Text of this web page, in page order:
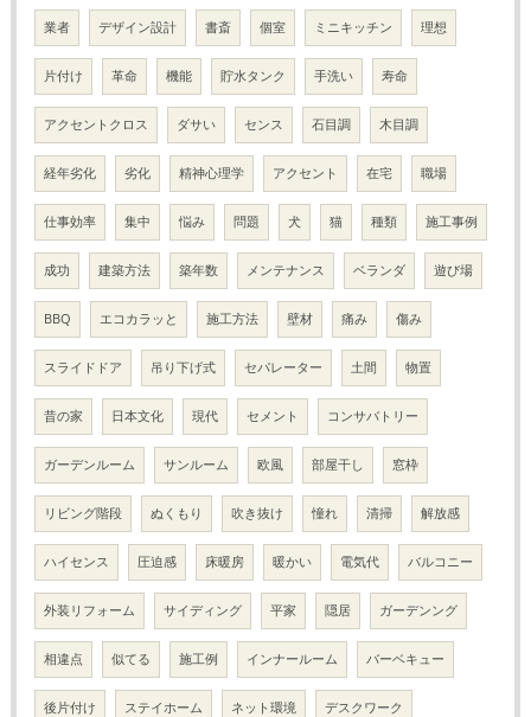
業者 デザイン設計 書斎 個室 ミニキッチン 理想
片付け 革命 機能 貯水タンク 手洗い 寿命
アクセントクロス ダサい センス 石目調 木目調
経年劣化 劣化 精神心理学 アクセント 在宅 職場
仕事効率 集中 悩み 問題 犬 猫 種類 施工事例
成功 建築方法 築年数 メンテナンス ベランダ 遊び場
BBQ エコカラッと 施工方法 壁材 痛み 傷み
スライドドア 吊り下げ式 セパレーター 土間 物置
昔の家 日本文化 現代 セメント コンサバトリー
ガーデンルーム サンルーム 欧風 部屋干し 窓枠
リビング階段 ぬくもり 吹き抜け 憧れ 清掃 解放感
ハイセンス 圧迫感 床暖房 暖かい 電気代 バルコニー
外装リフォーム サイディング 平家 隠居 ガーデンング
相違点 似てる 施工例 インナールーム バーベキュー
後片付け ステイホーム ネット環境 デスクワーク